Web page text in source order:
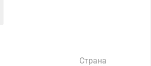
Страна